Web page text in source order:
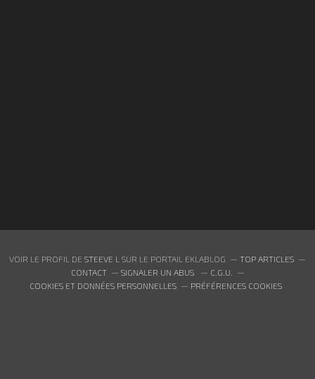
VOIR LE PROFIL DE STEEVE L SUR LE PORTAIL EKLABLOG
TOP ARTICLES
CONTACT
SIGNALER UN ABUS
C.G.U.
COOKIES ET DONNÉES PERSONNELLES
PRÉFÉRENCES COOKIES